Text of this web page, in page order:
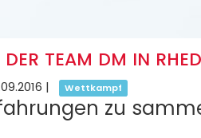
TEAM DM IN
| Wettkampf
zu